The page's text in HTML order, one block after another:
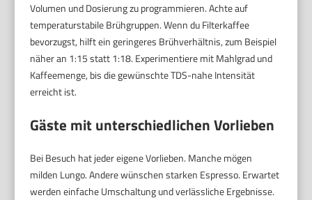
Volumen und Dosierung zu programmieren. Achte auf
temperaturstabile Brühgruppen. Wenn du Filterkaffee
bevorzugst, hilft ein geringeres Brühverhältnis, zum Beispiel
näher an 1:15 statt 1:18. Experimentiere mit Mahlgrad und
Kaffeemenge, bis die gewünschte TDS-nahe Intensität
erreicht ist.
Gäste mit unterschiedlichen Vorlieben
Bei Besuch hat jeder eigene Vorlieben. Manche mögen
milden Lungo. Andere wünschen starken Espresso. Erwartet
werden einfache Umschaltung und verlässliche Ergebnisse.